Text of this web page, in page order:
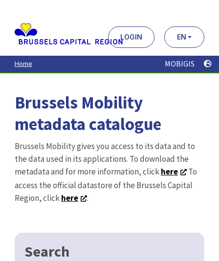
contenu
principal
LOGIN EN
Home MOBIGIS
Brussels Mobility
metadata catalogue
Brussels Mobility gives you access to its data and to
the data used in its applications. To download the
metadata and for more information, clickhere
To
access the official datastore of the Brussels Capital
Region, clickhere .
Search